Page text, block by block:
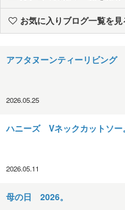
お気に入りブログ一覧を見
アフタヌーンティーリビング
2026.05.25
ハニーズ Vネックカットソー。
2026.05.11
母の日 2026。